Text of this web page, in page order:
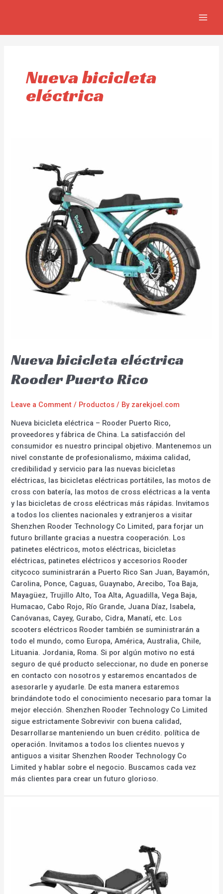
Nueva bicicleta
eléctrica
Nueva bicicleta eléctrica
Rooder Puerto Rico
Leave a Comment / Productos / By zarekjoel.com
Nueva bicicleta eléctrica – Rooder Puerto Rico,
proveedores y fábrica de China. La satisfacción del
consumidor es nuestro principal objetivo. Mantenemos un
nivel constante de profesionalismo, máxima calidad,
credibilidad y servicio para las nuevas bicicletas
eléctricas, las bicicletas eléctricas portátiles, las motos de
cross con batería, las motos de cross eléctricas a la venta
y las bicicletas de cross eléctricas más rápidas. Invitamos
a todos los clientes nacionales y extranjeros a visitar
Shenzhen Rooder Technology Co Limited, para forjar un
futuro brillante gracias a nuestra cooperación. Los
patinetes eléctricos, motos eléctricas, bicicletas
eléctricas, patinetes eléctricos y accesorios Rooder
citycoco suministrarán a Puerto Rico San Juan, Bayamón,
Carolina, Ponce, Caguas, Guaynabo, Arecibo, Toa Baja,
Mayagüez, Trujillo Alto, Toa Alta, Aguadilla, Vega Baja,
Humacao, Cabo Rojo, Río Grande, Juana Díaz, Isabela,
Canóvanas, Cayey, Gurabo, Cidra, Manatí, etc. Los
scooters eléctricos Rooder también se suministrarán a
todo el mundo, como Europa, América, Australia, Chile,
Lituania. Jordania, Roma. Si por algún motivo no está
seguro de qué producto seleccionar, no dude en ponerse
en contacto con nosotros y estaremos encantados de
asesorarle y ayudarle. De esta manera estaremos
brindándote todo el conocimiento necesario para tomar la
mejor elección. Shenzhen Rooder Technology Co Limited
sigue estrictamente Sobrevivir con buena calidad,
Desarrollarse manteniendo un buen crédito. política de
operación. Invitamos a todos los clientes nuevos y
antiguos a visitar Shenzhen Rooder Technology Co
Limited y hablar sobre el negocio. Buscamos cada vez
más clientes para crear un futuro glorioso.